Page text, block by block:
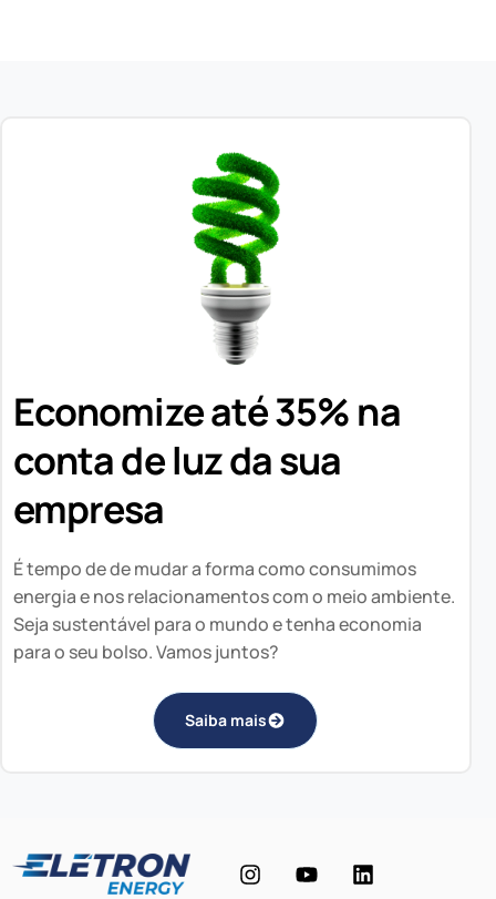
Economize até 35% na
conta de luz da sua
empresa
É tempo de de mudar a forma como consumimos
energia e nos relacionamentos com o meio ambiente.
Seja sustentável para o mundo e tenha economia
para o seu bolso. Vamos juntos?
Saiba mais